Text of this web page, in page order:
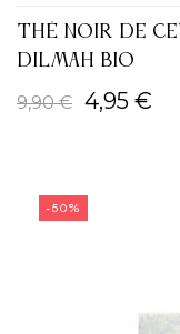
THÉ NOIR DE
DILMAH BIO
9,90 € 4,95 €
-50%